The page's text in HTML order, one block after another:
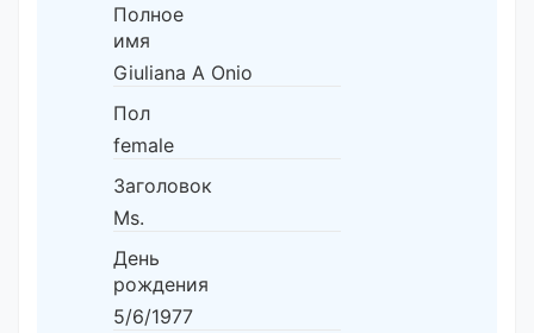
Полное
имя
Giuliana A Onio
Пол
female
Заголовок
Ms.
День
рождения
5/6/1977